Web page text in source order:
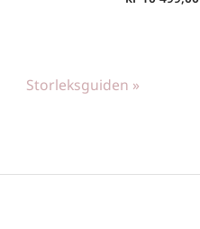
Storleksguiden »